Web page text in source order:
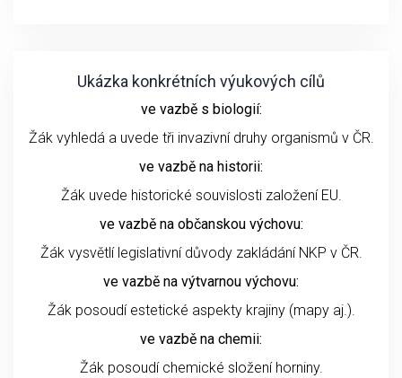
Ukázka konkrétních výukových cílů
ve vazbě s biologií:
Žák vyhledá a uvede tři invazivní druhy organismů v ČR.
ve vazbě na historii:
Žák uvede historické souvislosti založení EU.
ve vazbě na občanskou výchovu:
Žák vysvětlí legislativní důvody zakládání NKP v ČR.
ve vazbě na výtvarnou výchovu:
Žák posoudí estetické aspekty krajiny (mapy aj.).
ve vazbě na chemii:
Žák posoudí chemické složení horniny.